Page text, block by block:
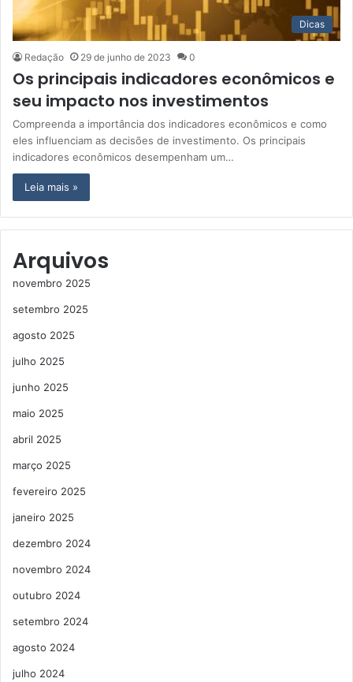
Dicas
Redação 29 de junho de 2023 0
Os principais indicadores econômicos e
seu impacto nos investimentos
Compreenda a importância dos indicadores econômicos e como
eles influenciam as decisões de investimento. Os principais
indicadores econômicos desempenham um…
Leia mais »
Arquivos
novembro 2025
setembro 2025
agosto 2025
julho 2025
junho 2025
maio 2025
abril 2025
março 2025
fevereiro 2025
janeiro 2025
dezembro 2024
novembro 2024
outubro 2024
setembro 2024
agosto 2024
julho 2024